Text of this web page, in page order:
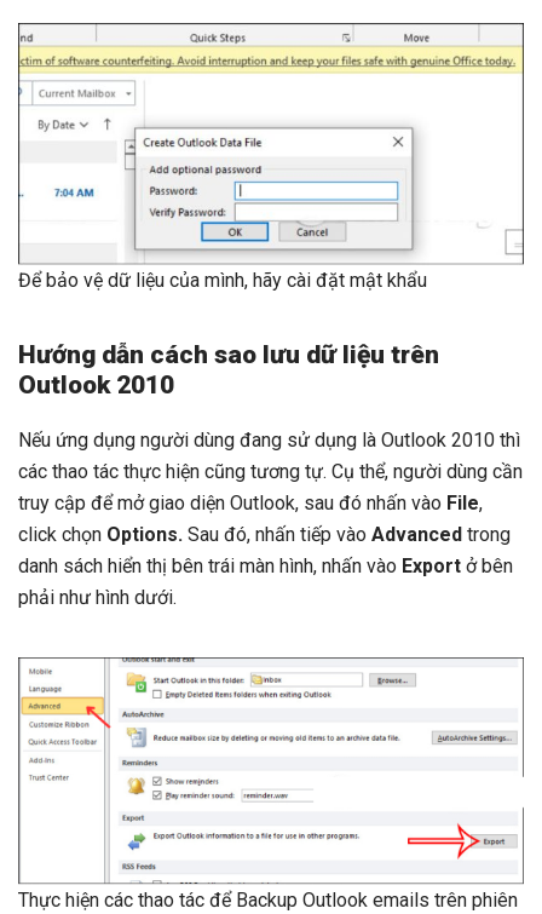
Để bảo vệ dữ liệu của mình, hãy cài đặt mật khẩu
Hướng dẫn cách sao lưu dữ liệu trên
Outlook 2010
Nếu ứng dụng người dùng đang sử dụng là Outlook 2010 thì
các thao tác thực hiện cũng tương tự. Cụ thể, người dùng cần
truy cập để mở giao diện Outlook, sau đó nhấn vào File,
click chọn Options. Sau đó, nhấn tiếp vào Advanced trong
danh sách hiển thị bên trái màn hình, nhấn vào Export ở bên
phải như hình dưới.
Thực hiện các thao tác để Backup Outlook emails trên phiên